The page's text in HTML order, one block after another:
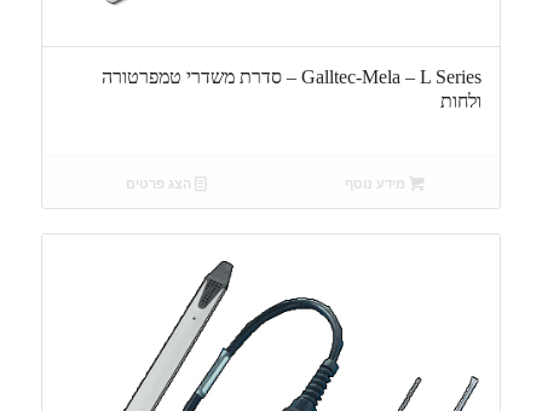
Galltec-Mela – L Series – סדרת משדרי טמפרטורה
ולחות
מידע נוסף הצג פרטים